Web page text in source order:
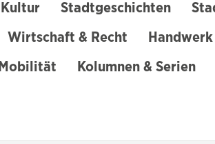
Kultur Stadtgeschichten
Wirtschaft & Recht Handwerk
Mobilität Kolumnen & Serien